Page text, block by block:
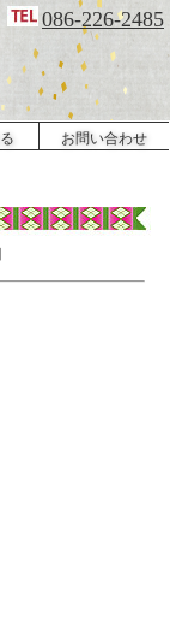
086-226-2485
お問い合わせ